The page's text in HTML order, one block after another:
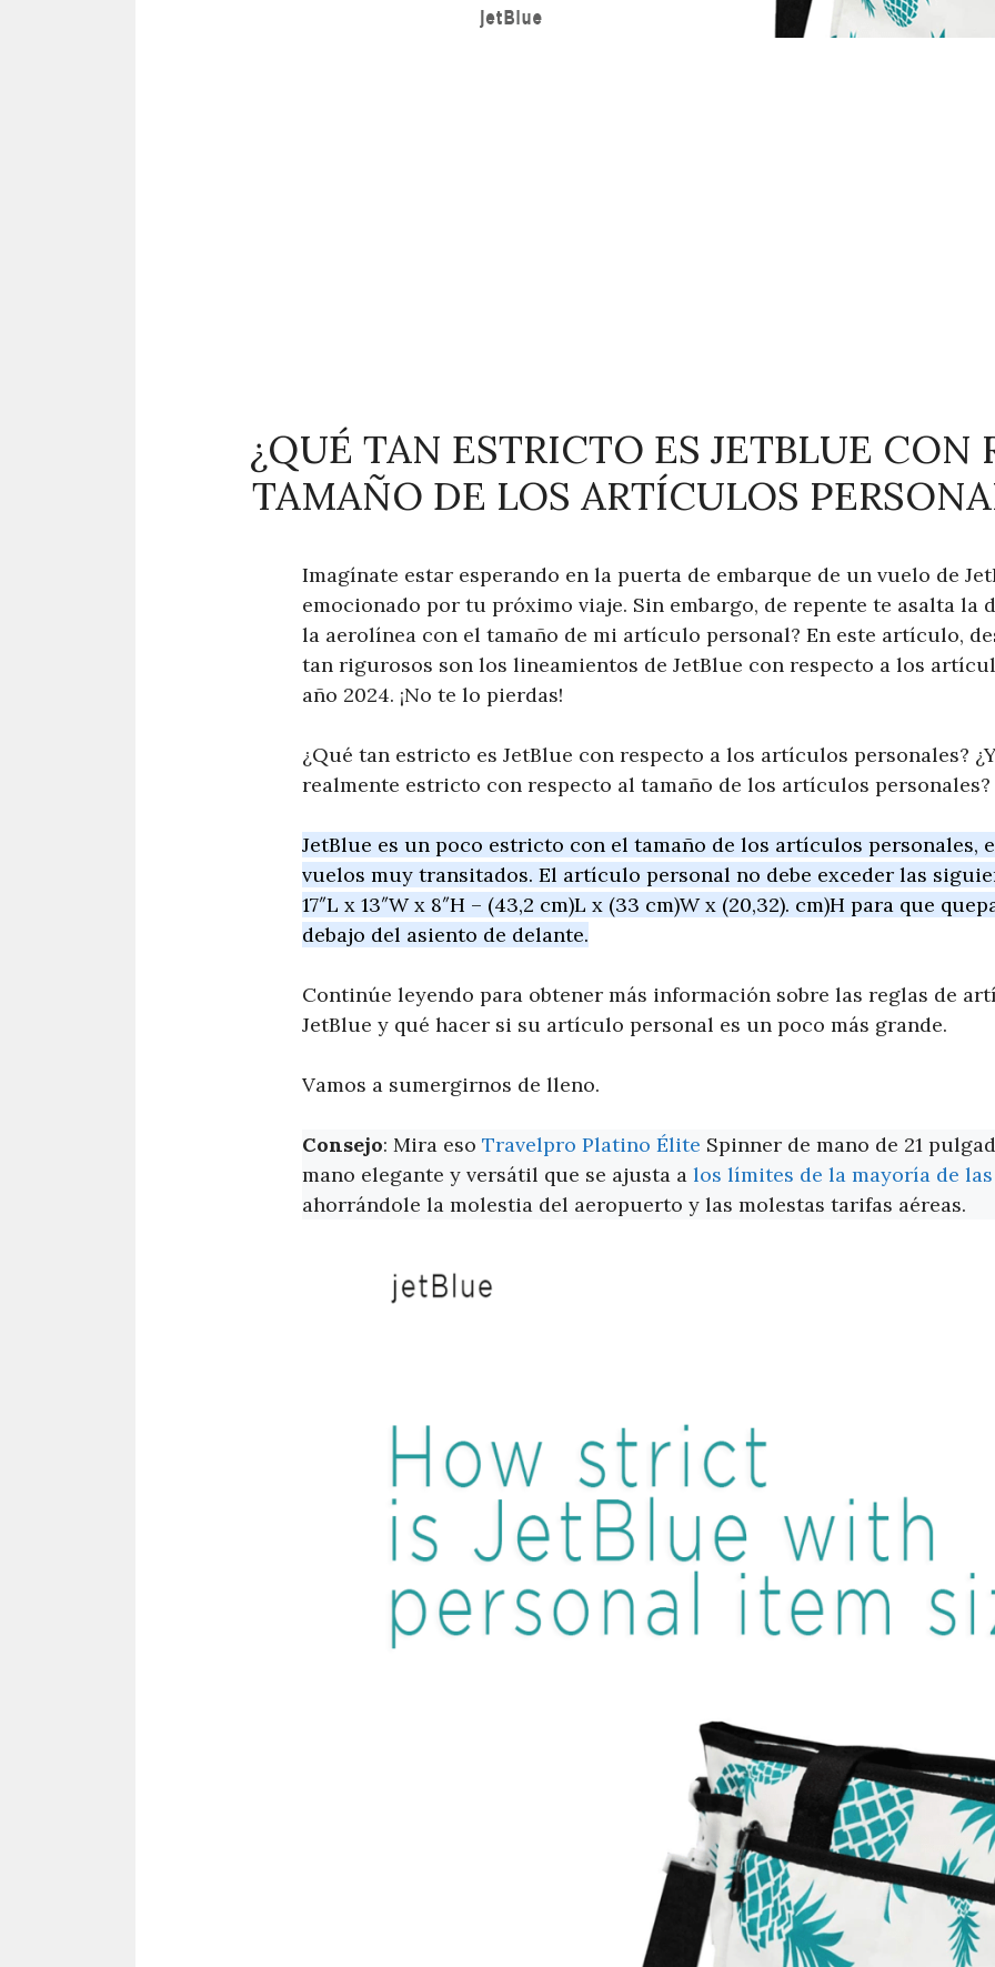
¿QUÉ TAN ESTRICTO ES JETBLUE CON
TAMAÑO DE LOS ARTÍCULOS
Imagínate estar esperando en la puerta de embarque de un vuelo de
emocionado por tu próximo viaje. Sin embargo, de repente te asalta la
la aerolínea con el tamaño de mi artículo personal? En este artículo,
tan rigurosos son los lineamientos de JetBlue con respecto a los
año 2024. ¡No te lo pierdas!
¿Qué tan estricto es JetBlue con respecto a los artículos personales?
realmente estricto con respecto al tamaño de los artículos personales?
JetBlue es un poco estricto con el tamaño de los artículos personales,
vuelos muy transitados. El artículo personal no debe exceder las
17″L x 13″W x 8″H – (43,2 cm)L x (33 cm)W x (20,32). cm)H para que
debajo del asiento de delante.
Continúe leyendo para obtener más información sobre las reglas de
JetBlue y qué hacer si su artículo personal es un poco más grande.
Vamos a sumergirnos de lleno.
Consejo: Mira eso Travelpro Platino Élite Spinner de mano de 21
mano elegante y versátil que se ajusta a los límites de la mayoría de
ahorrándole la molestia del aeropuerto y las molestas tarifas aéreas.